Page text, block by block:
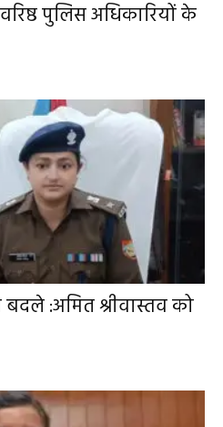
पुलिस अधिकारियों के
:अमित श्रीवास्तव को